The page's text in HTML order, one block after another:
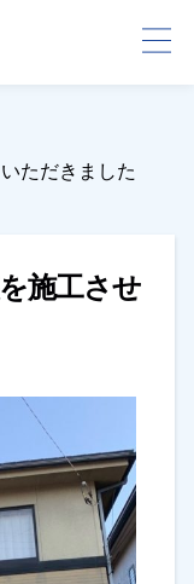
ただきました
施工させ